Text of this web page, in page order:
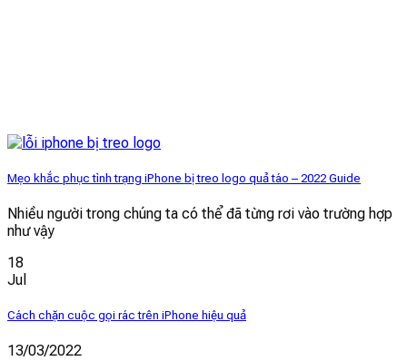
Mẹo khắc phục tình trạng iPhone bị treo logo quả táo – 2022 Guide
Nhiều người trong chúng ta có thể đã từng rơi vào trường hợp
như vậy
18
Jul
Cách chặn cuộc gọi rác trên iPhone hiệu quả
13/03/2022